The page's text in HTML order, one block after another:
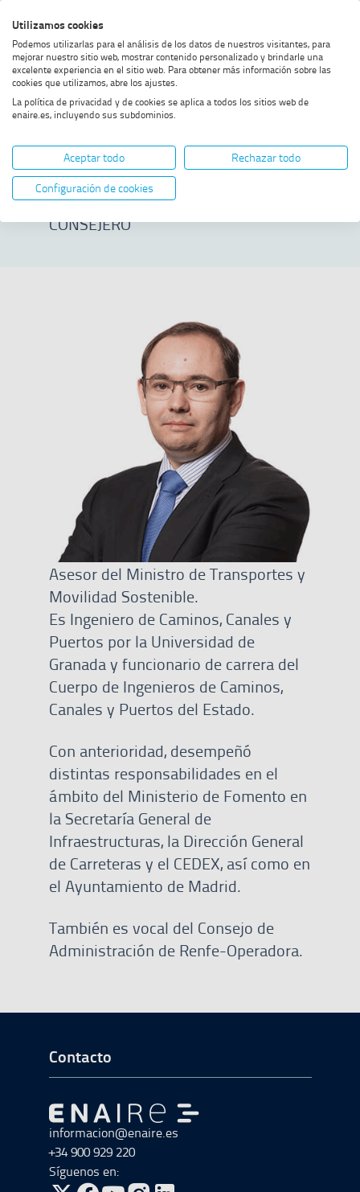
al
menú
al
contenido
al
footer
alto
contraste
Home MOSTRAR OPCIONES DEL CAMINO DE MIGAS
Juan Antonio López Aragón
Juan Antonio
López Aragón
CONSEJERO
Asesor del Ministro de Transportes y
Movilidad Sostenible.
Es Ingeniero de Caminos, Canales y
Puertos por la Universidad de
Granada y funcionario de carrera del
Cuerpo de Ingenieros de Caminos,
Canales y Puertos del Estado.
Con anterioridad, desempeñó
distintas responsabilidades en el
ámbito del Ministerio de Fomento en
la Secretaría General de
Infraestructuras, la Dirección General
de Carreteras y el CEDEX, así como en
el Ayuntamiento de Madrid.
También es vocal del Consejo de
Administración de Renfe-Operadora.
Ir a Inicio del Pie de página
Contacto
Ir a Ir al inicio
informacion@enaire.es
+34 900 929 220
Síguenos en:
Utilizamos cookies
Podemos utilizarlas para el análisis de los datos de nuestros visitantes, para
mejorar nuestro sitio web, mostrar contenido personalizado y brindarle una
excelente experiencia en el sitio web. Para obtener más información sobre las
cookies que utilizamos, abre los ajustes.
La política de privacidad y de cookies se aplica a todos los sitios web de
enaire.es, incluyendo sus subdominios.
Aceptar todo
Rechazar todo
Configuración de cookies